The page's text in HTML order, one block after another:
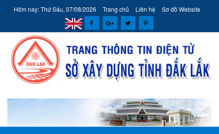
Hôm nay: Thứ Sáu, 07/08/2026 Trang chủ Liên hệ Sơ đồ Website